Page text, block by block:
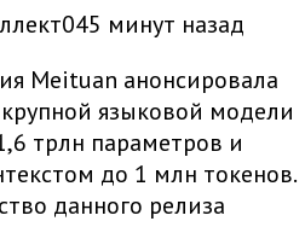
минут назад
Meituan анонсировала
языковой модели
трлн параметров и
до 1 млн токенов.
данного релиза